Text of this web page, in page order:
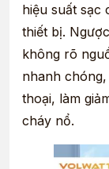
hiệu suất sạc
thiết bị.
không rõ
nhanh
thoại, làm
cháy nổ.